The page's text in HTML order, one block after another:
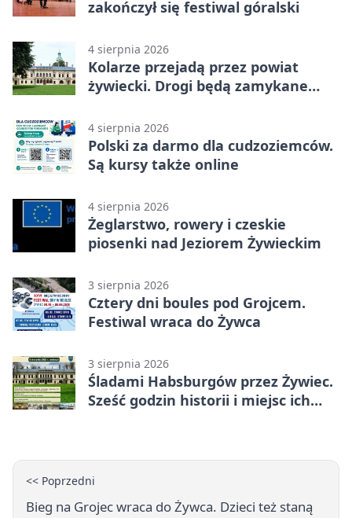
zakończył się festiwal góralski
4 sierpnia 2026
Kolarze przejadą przez powiat
żywiecki. Drogi będą zamykane
4 sierpnia 2026
Polski za darmo dla cudzoziemców.
Są kursy także online
4 sierpnia 2026
Żeglarstwo, rowery i czeskie
piosenki nad Jeziorem Żywieckim
3 sierpnia 2026
Cztery dni boules pod Grojcem.
Festiwal wraca do Żywca
3 sierpnia 2026
Śladami Habsburgów przez Żywiec.
Sześć godzin historii i miejsc ich
<< Poprzedni
Bieg na Grojec wraca do Żywca. Dzieci też staną